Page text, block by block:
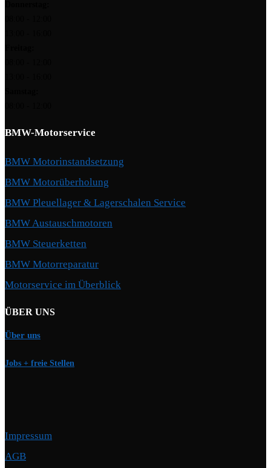
BMW-Motorservice
BMW Motorinstandsetzung
BMW Motorüberholung
BMW Pleuellager & Lagerschalen Service
BMW Austauschmotoren
BMW Steuerketten
BMW Motorreparatur
Motorservice im Überblick
ÜBER UNS
Über uns
Jobs + freie Stellen
Impressum
AGB